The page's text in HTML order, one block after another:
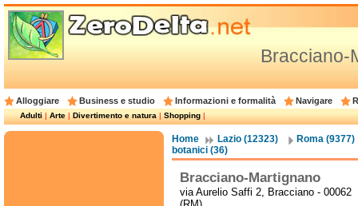
Bracciano-
Alloggiare Business e studio Informazioni e formalità Navigare
Adulti|Arte|Divertimento e natura|Shopping|
Home Lazio (12323)
Roma (9377)
botanici (36)
Bracciano-Martignano
via Aurelio Saffi 2, Bracciano - 00062